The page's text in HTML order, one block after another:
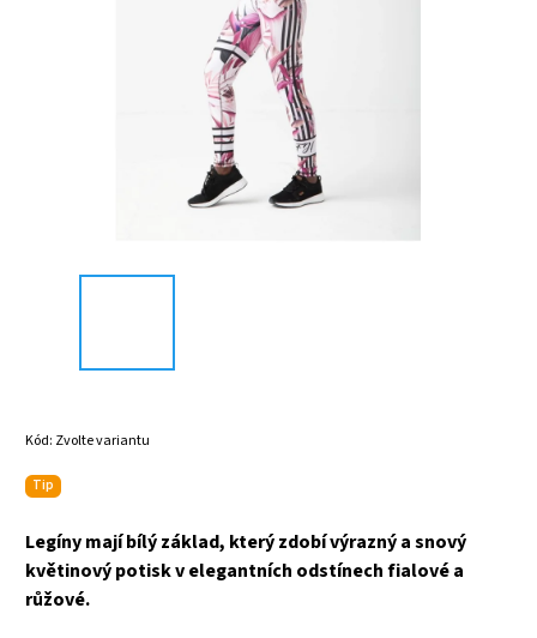
Kód: Zvolte variantu
Tip
Legíny mají bílý základ, který zdobí výrazný a snový
květinový potisk v elegantních odstínech fialové a
růžové.